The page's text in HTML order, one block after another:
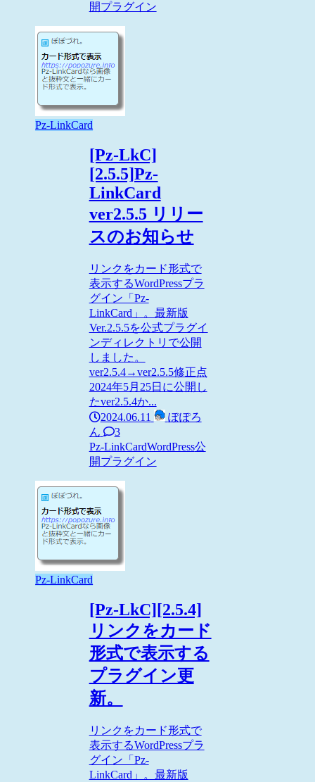
開プラグイン
Pz-LinkCard
[Pz-LkC]
[2.5.5]Pz-
LinkCard
ver2.5.5 リリー
スのお知らせ
リンクをカード形式で
表示するWordPressプラ
グイン「Pz-
LinkCard」。最新版
Ver.2.5.5を公式プラグイ
ンディレクトリで公開
しました。
ver2.5.4→ver2.5.5修正点
2024年5月25日に公開し
たver2.5.4か...
2024.06.11
ぽぽろ
ん
3
Pz-LinkCardWordPress公
開プラグイン
Pz-LinkCard
[Pz-LkC][2.5.4]
リンクをカード
形式で表示する
プラグイン更
新。
リンクをカード形式で
表示するWordPressプラ
グイン「Pz-
LinkCard」。最新版